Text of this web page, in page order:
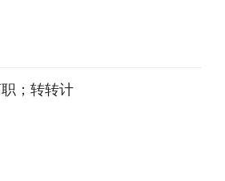
；转转计